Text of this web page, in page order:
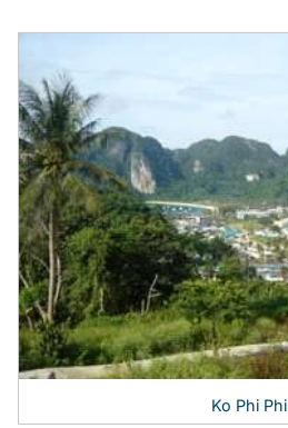
Ko Phi Phi